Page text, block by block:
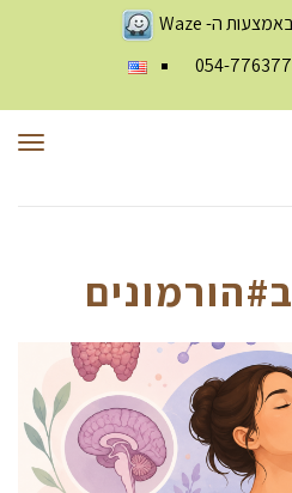
באמצעות ה-Waze
054-
#הורמונים